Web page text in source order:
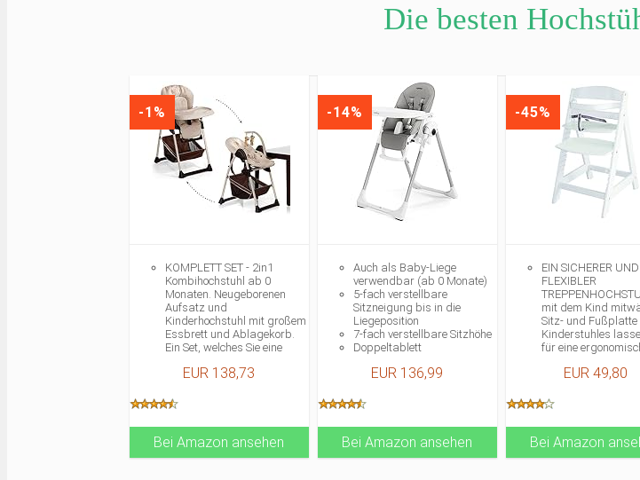
Die besten
-1%
KOMPLETT SET - 2in1
Kombihochstuhl ab 0
Monaten. Neugeborenen
Aufsatz und
Kinderhochstuhl mit großem
Essbrett und Ablagekorb.
Ein Set, welches Sie eine
WÄCHST MIT - Sie können
einsetzen. Am Anfang
Neugeborenaufsatz mit
bequemer Liegefunktion
EUR 138,73
Bei Amazon ansehen
-14%
Auch als Baby-Liege
verwendbar (ab 0 Monate)
5-fach verstellbare
Sitzneigung bis in die
Liegeposition
7-fach verstellbare Sitzhöhe
Doppeltablett
Bezug (phthalatfrei)
EUR 136,99
Bei Amazon ansehen
-45%
EIN SICHERER UND
FLEXIBLER
mit dem Kind
Sitz- und Fußplatte
Kinderstuhles
für eine
DER ABNEHMBARE
DAS GURTSYSTEM
Kleinkindalter. Der
Treppenhochstuhl
EUR 49,80
Bei Amazon